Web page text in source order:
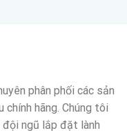
phân phối các sản
chính hãng. Chúng tôi
ngũ lắp đặt lành